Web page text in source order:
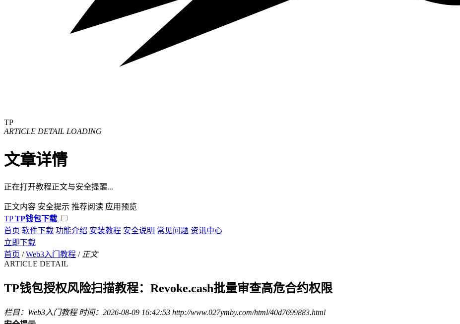
TP
ARTICLE DETAIL LOADING
文章详情
正在打开教程正文与安全提醒...
正文内容 安全提示 推荐阅读 应用预览
TP TP钱包下载
首页 软件下载 功能介绍 安装教程 安全说明 常见问题 资讯中心
立即下载
首页 / Web3入门教程 / 正文
ARTICLE DETAIL
TP钱包授权风险扫描教程：Revoke.cash批量审查高危合约权限
栏目：Web3入门教程 时间：2026-08-09 16:42:53 http://www.027ymby.com/html/40d7699883.html